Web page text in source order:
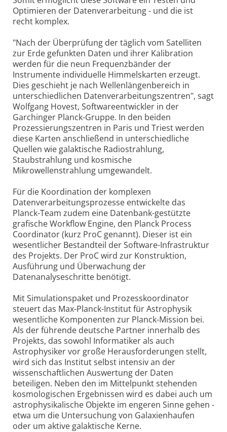
Optimieren der Datenverarbeitung - und die ist
recht komplex.
"Nach der Überprüfung der täglich vom Satelliten
zur Erde gefunkten Daten und ihrer Kalibration
werden für die neun Frequenzbänder der
Instrumente individuelle Himmelskarten erzeugt.
Dies geschieht je nach Wellenlängenbereich in
unterschiedlichen Datenverarbeitungszentren", sagt
Wolfgang Hovest, Softwareentwickler in der
Garchinger Planck-Gruppe. In den beiden
Prozessierungszentren in Paris und Triest werden
diese Karten anschließend in unterschiedliche
Quellen wie galaktische Radiostrahlung,
Staubstrahlung und kosmische
Mikrowellenstrahlung umgewandelt.
Für die Koordination der komplexen
Datenverarbeitungsprozesse entwickelte das
Planck-Team zudem eine Datenbank-gestützte
grafische Workflow Engine, den Planck Process
Coordinator (kurz ProC genannt). Dieser ist ein
wesentlicher Bestandteil der Software-Infrastruktur
des Projekts. Der ProC wird zur Konstruktion,
Ausführung und Überwachung der
Datenanalyseschritte benötigt.
Mit Simulationspaket und Prozesskoordinator
steuert das Max-Planck-Institut für Astrophysik
wesentliche Komponenten zur Planck-Mission bei.
Als der führende deutsche Partner innerhalb des
Projekts, das sowohl Informatiker als auch
Astrophysiker vor große Herausforderungen stellt,
wird sich das Institut selbst intensiv an der
wissenschaftlichen Auswertung der Daten
beteiligen. Neben den im Mittelpunkt stehenden
kosmologischen Ergebnissen wird es dabei auch um
astrophysikalische Objekte im engeren Sinne gehen -
etwa um die Untersuchung von Galaxienhaufen
oder um aktive galaktische Kerne.